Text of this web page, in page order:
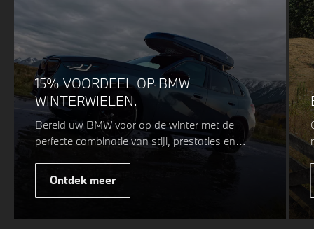
15% VOORDEEL OP BMW
WINTERWIELEN.
Bereid uw BMW voor op de winter met de
perfecte combinatie van stijl, prestaties en
veiligheid. Of u nu kiest voor een sportieve of
elegante look, onze winterwielen zijn
ontworpen om uw rijervaring te optimaliseren,
weersomstandigheden. Profiteer nu van15%
Ontdek meer